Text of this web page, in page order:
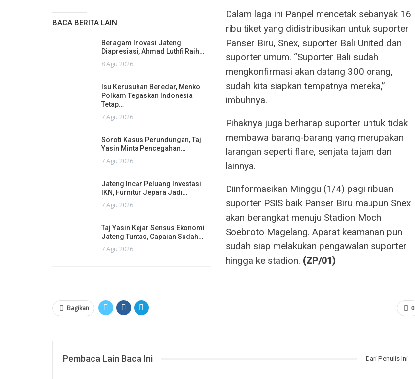
BACA BERITA LAIN
Beragam Inovasi Jateng
Diapresiasi, Ahmad Luthfi Raih…
8 Agu 2026
Isu Kerusuhan Beredar, Menko
Polkam Tegaskan Indonesia
Tetap…
7 Agu 2026
Soroti Kasus Perundungan, Taj
Yasin Minta Pencegahan…
7 Agu 2026
Jateng Incar Peluang Investasi
IKN, Furnitur Jepara Jadi…
7 Agu 2026
Taj Yasin Kejar Sensus Ekonomi
Jateng Tuntas, Capaian Sudah…
7 Agu 2026
Dalam laga ini Panpel mencetak sebanyak 16
ribu tiket yang didistribusikan untuk suporter
Panser Biru, Snex, suporter Bali United dan
suporter umum. “Suporter Bali sudah
mengkonfirmasi akan datang 300 orang,
sudah kita siapkan tempatnya mereka,”
imbuhnya.
Pihaknya juga berharap suporter untuk tidak
membawa barang-barang yang merupakan
larangan seperti flare, senjata tajam dan
lainnya.
Diinformasikan Minggu (1/4) pagi ribuan
suporter PSIS baik Panser Biru maupun Snex
akan berangkat menuju Stadion Moch
Soebroto Magelang. Aparat keamanan pun
sudah siap melakukan pengawalan suporter
hingga ke stadion. (ZP/01)
0
Bagikan
Pembaca Lain Baca Ini Dari Penulis Ini